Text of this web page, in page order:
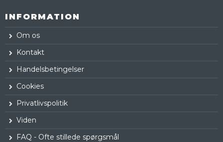
INFORMATION
Om os
Kontakt
Handelsbetingelser
Cookies
Privatlivspolitik
Viden
FAQ - Ofte stillede spørgsmål